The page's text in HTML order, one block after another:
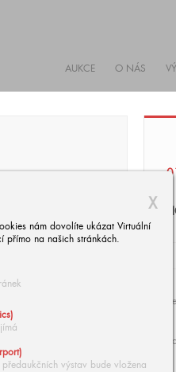
AUKCE O NÁS
X
nám dovolíte ukázat Virtuální
přímo na našich stránkách.
výstav bude vložena